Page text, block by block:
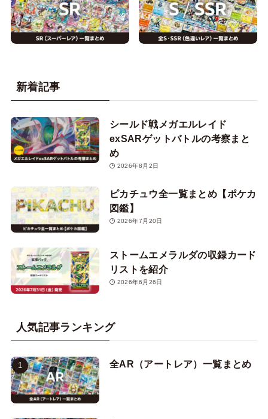
新着記事
シールド戦メガエルレイド
exSARゲットバトルの考察まと
め
2026年8月2日
ピカチュウ全一覧まとめ【ポケカ
図鑑】
2026年7月20日
ストームエメラルダの収録カード
リストを紹介
2026年6月26日
人気記事ランキング
全AR（アートレア）一覧まとめ